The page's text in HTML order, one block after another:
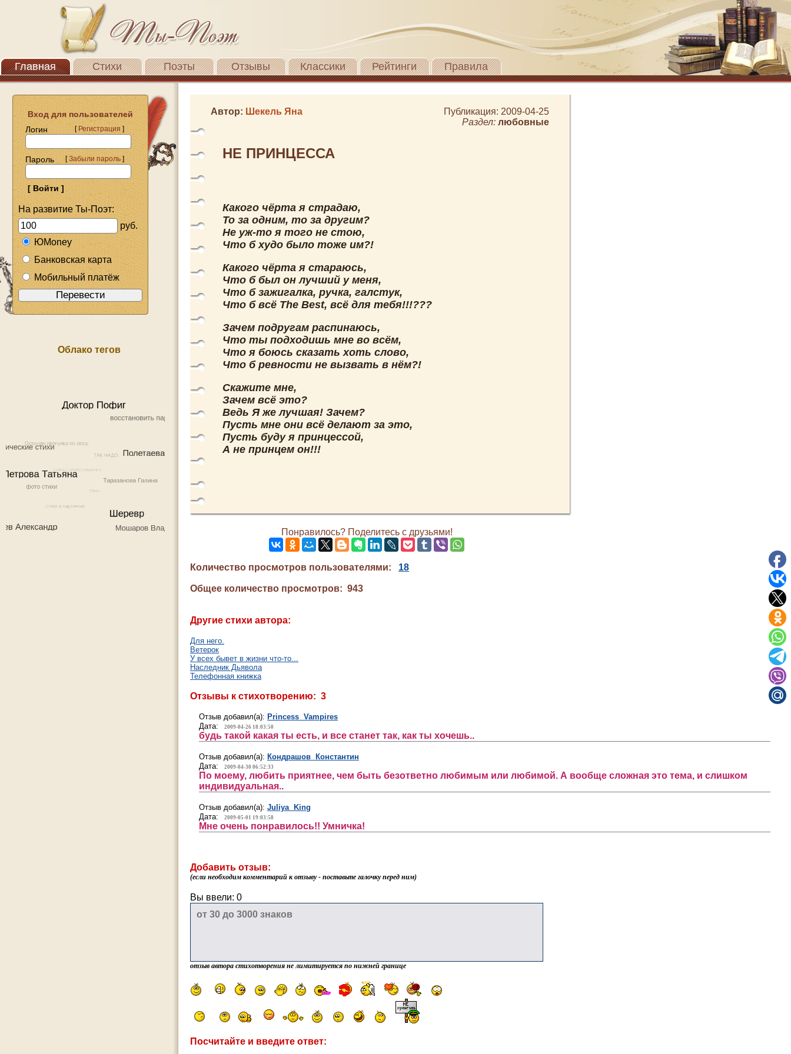
Главная Стихи Поэты Отзывы Классики Рейтинги Правила
Вход для пользователей
Логин
[Регистрация]
Пароль [Забыли пароль]
На развитие Ты-Поэт:
руб.
ЮMoney
Банковская карта
Мобильный платёж
Облако тегов
Автор: Шекель Яна
Публикация: 2009-04-25
Раздел: любовные
НЕ ПРИНЦЕССА
Какого чёрта я страдаю,
То за одним, то за другим?
Не уж-то я того не стою,
Что б худо было тоже им?!
Какого чёрта я стараюсь,
Что б был он лучший у меня,
Что б зажигалка, ручка, галстук,
Что б всё The Best, всё для тебя!!!???
Зачем подругам распинаюсь,
Что ты подходишь мне во всём,
Что я боюсь сказать хоть слово,
Что б ревности не вызвать в нём?!
Скажите мне,
Зачем всё это?
Ведь Я же лучшая! Зачем?
Пусть мне они всё делают за это,
Пусть буду я принцессой,
А не принцем он!!!
Понравилось? Поделитесь с друзьями!
Количество просмотров пользователями: 18
Общее количество просмотров: 943
Другие стихи автора:
Для него.
Ветерок
У всех бывет в жизни что-то...
Наследник Дьявола
Телефонная книжка
Отзывы к стихотворению: 3
Отзыв добавил(а): Princess Vampires
Дата:
2009-04-26 18:03:50
будь такой какая ты есть, и все станет так, как ты хочешь..
Отзыв добавил(а): Кондрашов Константин
Дата:
2009-04-30 06:52:33
По моему, любить приятнее, чем быть безответно любимым или любимой. А вообще сложная это тема, и слишком
индивидуальная..
Отзыв добавил(а): Juliya King
Дата:
2009-05-01 19:03:58
Мне очень понравилось!! Умничка!
Добавить отзыв:
(если необходим комментарий к отзыву - поставьте галочку перед ним)
Вы ввели: 0
отзыв автора стихотворения не лимитируется по нижней границе
Посчитайте и введите ответ: